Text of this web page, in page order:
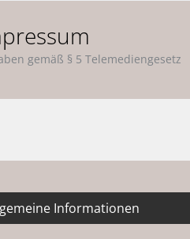
gemäß § 5 Telemediengesetz
Informationen